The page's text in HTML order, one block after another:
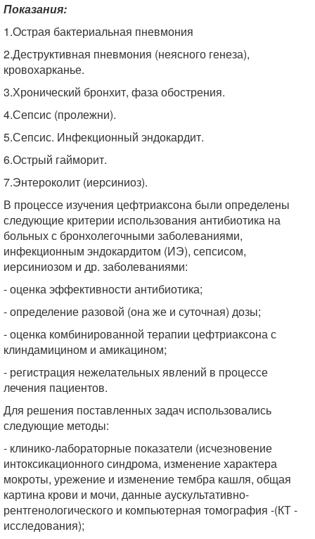
Показания:
1.Острая бактериальная пневмония
2.Деструктивная пневмония (неясного генеза),
кровохарканье.
3.Хронический бронхит, фаза обострения.
4.Сепсис (пролежни).
5.Сепсис. Инфекционный эндокардит.
6.Острый гайморит.
7.Энтероколит (иерсиниоз).
В процессе изучения цефтриаксона были определены
следующие критерии использования антибиотика на
больных с бронхолегочными заболеваниями,
инфекционным эндокардитом (ИЭ), сепсисом,
иерсиниозом и др. заболеваниями:
- оценка эффективности антибиотика;
- определение разовой (она же и суточная) дозы;
- оценка комбинированной терапии цефтриаксона с
клиндамицином и амикацином;
- регистрация нежелательных явлений в процессе
лечения пациентов.
Для решения поставленных задач использовались
следующие методы:
- клинико-лабораторные показатели (исчезновение
интоксикационного синдрома, изменение характера
мокроты, урежение и изменение тембра кашля, общая
картина крови и мочи, данные аускультативно-
рентгенологического и компьютерная томография -(КТ -
исследования);